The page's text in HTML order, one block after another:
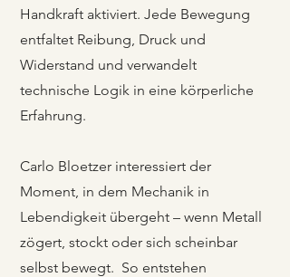
Handkraft aktiviert. Jede Bewegung
entfaltet Reibung, Druck und
Widerstand und verwandelt
technische Logik in eine körperliche
Erfahrung.
Carlo Bloetzer interessiert der
Moment, in dem Mechanik in
Lebendigkeit übergeht – wenn Metall
zögert, stockt oder sich scheinbar
selbst bewegt. So entstehen